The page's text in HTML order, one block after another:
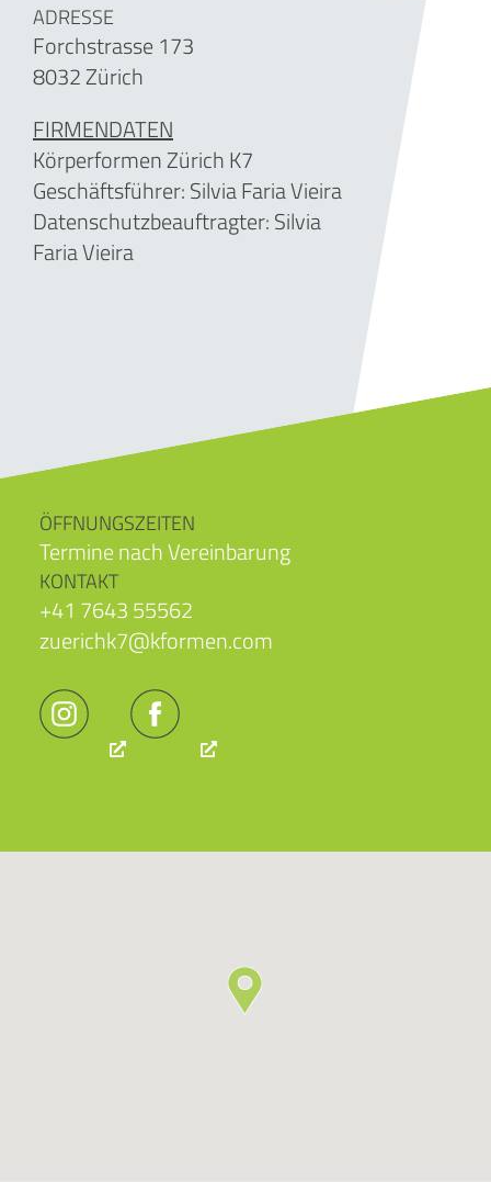
ADRESSE
Forchstrasse 173
8032 Zürich
FIRMENDATEN
Körperformen Zürich K7
Geschäftsführer: Silvia Faria Vieira
Datenschutzbeauftragter: Silvia
Faria Vieira
ÖFFNUNGSZEITEN
Termine nach Vereinbarung
KONTAKT
+41 7643 55562
zuerichk7@kformen.com